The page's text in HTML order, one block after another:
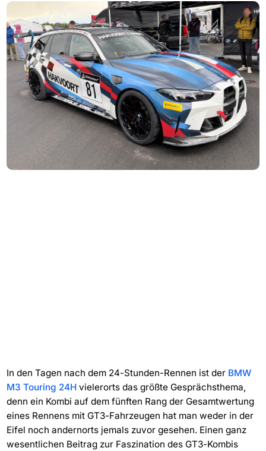
In den Tagen nach dem 24-Stunden-Rennen ist der BMW
M3 Touring 24Hvielerorts das größte Gesprächsthema,
denn ein Kombi auf dem fünften Rang der Gesamtwertung
eines Rennens mit GT3-Fahrzeugen hat man weder in der
Eifel noch andernorts jemals zuvor gesehen. Einen ganz
wesentlichen Beitrag zur Faszination des GT3-Kombis